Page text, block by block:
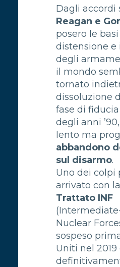
Dagli accordi
Reagan e
posero le
distensione e
degli
il mondo
tornato
dissoluzione
fase di
degli anni
lento ma
abbandono
sul disarmo.
Uno dei colpi
arrivato con
Trattato INF
Nuclear
sospeso
Uniti nel 2019